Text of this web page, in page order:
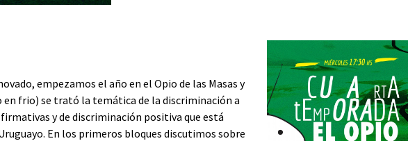
empezamos el año en el Opio de las Masas y
en frio) se trató la temática de la discriminación a
y de discriminación positiva que está
En los primeros bloques discutimos sobre